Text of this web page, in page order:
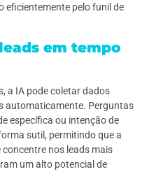
eficientemente pelo funil de
em tempo
a IA pode coletar dados
automaticamente. Perguntas
específica ou intenção de
sutil, permitindo que a
nos leads mais
um alto potencial de